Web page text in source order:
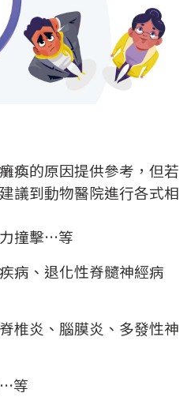
瘓的原因提供參考，但若
議到動物醫院進行各式相
撞擊…等
病、退化性脊髓神經病
椎炎、腦膜炎、多發性神
…等